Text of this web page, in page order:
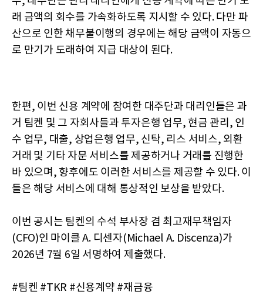
래 금액의 회수를 가속화하도록 지시할 수 있다. 다만 파
산으로 인한 채무불이행의 경우에는 해당 금액이 자동으
로 만기가 도래하여 지급 대상이 된다.
한편, 이번 신용 계약에 참여한 대주단과 대리인들은 과
거 팀켄 및 그 자회사들과 투자은행 업무, 현금 관리, 인
수 업무, 대출, 상업은행 업무, 신탁, 리스 서비스, 외환
거래 및 기타 자문 서비스를 제공하거나 거래를 진행한
바 있으며, 향후에도 이러한 서비스를 제공할 수 있다. 이
들은 해당 서비스에 대해 통상적인 보상을 받았다.
이번 공시는 팀켄의 수석 부사장 겸 최고재무책임자
(CFO)인 마이클 A. 디센자(Michael A. Discenza)가
2026년 7월 6일 서명하여 제출했다.
#팀켄 #TKR #신용계약 #재금융